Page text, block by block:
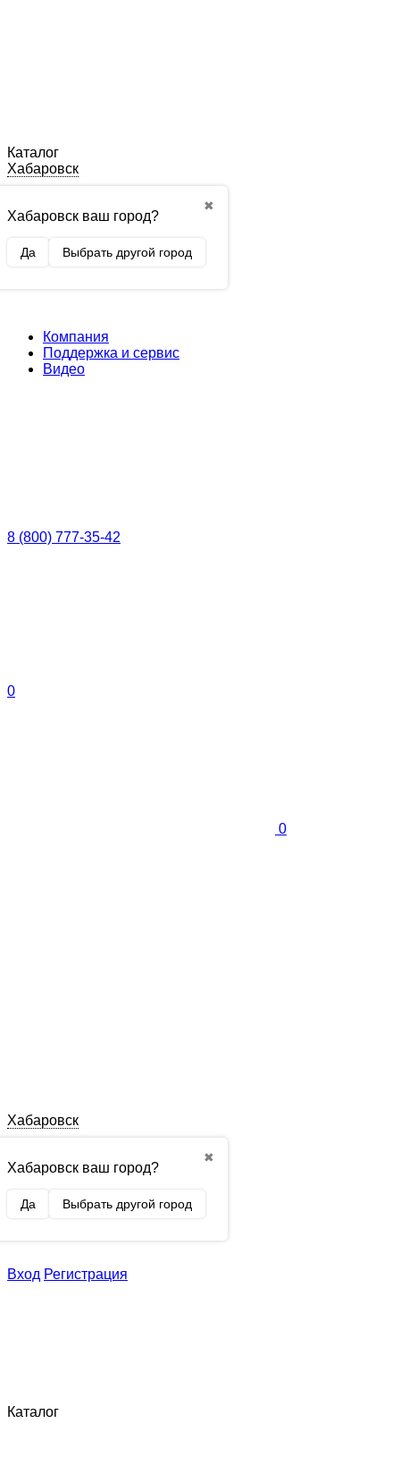
Каталог
Хабаровск
✖
Хабаровск ваш город?
Да Выбрать другой город
Компания
Поддержка и сервис
Видео
8 (800) 777-35-42
0
0
Хабаровск
✖
Хабаровск ваш город?
Да Выбрать другой город
Вход Регистрация
Каталог